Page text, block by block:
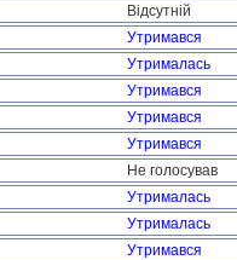
Відсутній
Утримався
Утрималась
Утримався
Утримався
Утримався
Не голосував
Утрималась
Утрималась
Утримався